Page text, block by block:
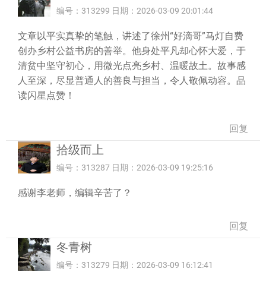
编号：313299 日期：2026-03-09 20:01:44
文章以平实真挚的笔触，讲述了徐州“好滴哥”马灯自费
创办乡村公益书房的善举。他身处平凡却心怀大爱，于
清贫中坚守初心，用微光点亮乡村、温暖故土。故事感
人至深，尽显普通人的善良与担当，令人敬佩动容。品
读闪星点赞！
回复
拾级而上
编号：313287 日期：2026-03-09 19:25:16
感谢李老师，编辑辛苦了？
回复
冬青树
编号：313279 日期：2026-03-09 16:12:41